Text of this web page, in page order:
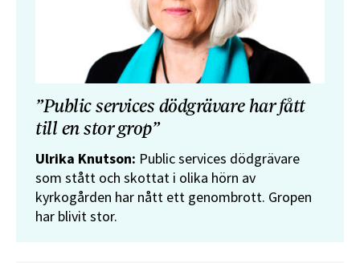
”Public services dödgrävare har fått
till en stor grop”
Ulrika Knutson: Public services dödgrävare
som stått och skottat i olika hörn av
kyrkogården har nått ett genombrott. Gropen
har blivit stor.